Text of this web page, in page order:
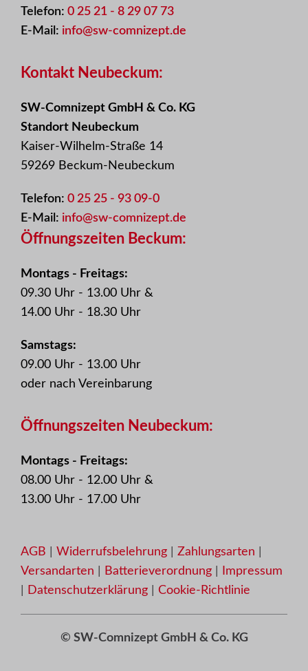
Telefon: 0 25 21 - 8 29 07 73
E-Mail: info@sw-comnizept.de
Kontakt Neubeckum:
SW-Comnizept GmbH & Co. KG
Standort Neubeckum
Kaiser-Wilhelm-Straße 14
59269 Beckum-Neubeckum
Telefon: 0 25 25 - 93 09-0
E-Mail: info@sw-comnizept.de
Öffnungszeiten Beckum:
Montags - Freitags:
09.30 Uhr - 13.00 Uhr &
14.00 Uhr - 18.30 Uhr
Samstags:
09.00 Uhr - 13.00 Uhr
oder nach Vereinbarung
Öffnungszeiten Neubeckum:
Montags - Freitags:
08.00 Uhr - 12.00 Uhr &
13.00 Uhr - 17.00 Uhr
AGB Widerrufsbelehrung Zahlungsarten
Versandarten
Batterieverordnung
Impressum
Datenschutzerklärung Cookie-Richtlinie
© SW-Comnizept GmbH & Co. KG
Produkt zum Warenkorb hinzugefügt.
Zur Kasse